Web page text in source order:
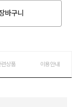
바구니
상품 이용안내